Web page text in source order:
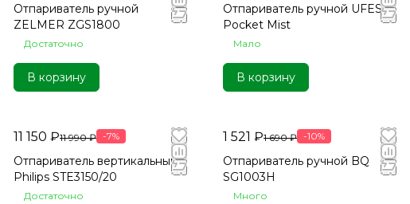
Отпариватель ручной
ZELMER ZGS1800
Достаточно
В корзину
Отпариватель ручной UFESA
Pocket Mist
Мало
В корзину
11 150 ₽11 990 ₽ -7%
Отпариватель вертикальный
Philips STE3150/20
Достаточно
1 521 ₽1 690 ₽ -10%
Отпариватель ручной BQ
SG1003H
Много